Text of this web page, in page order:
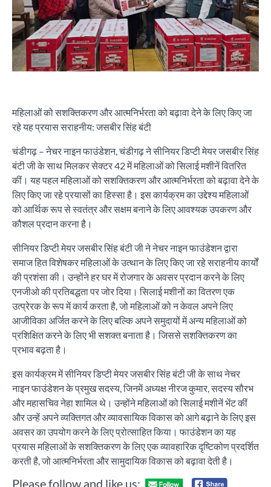
महिलाओं को सशक्तिकरण और आत्मनिर्भरता को बढ़ावा देने के लिए किए जा
रहे यह प्रयास सराहनीय: जसबीर सिंह बंटी
चंडीगढ़ – नेचर नाइन फाउंडेशन, चंडीगढ़ ने सीनियर डिप्टी मेयर जसबीर सिंह
बंटी जी के साथ मिलकर सेक्टर 42 में महिलाओं को सिलाई मशीनें वितरित
कीं। यह पहल महिलाओं को सशक्तिकरण और आत्मनिर्भरता को बढ़ावा देने के
लिए किए जा रहे प्रयासों का हिस्सा है। इस कार्यक्रम का उद्देश्य महिलाओं
को आर्थिक रूप से स्वतंत्र और सक्षम बनाने के लिए आवश्यक उपकरण और
कौशल प्रदान करना है।
सीनियर डिप्टी मेयर जसबीर सिंह बंटी जी ने नेचर नाइन फाउंडेशन द्वारा
समाज हित विशेषकर महिलाओं के उत्थान के लिए किए जा रहे सराहनीय कार्यों
की प्रशंसा की। उन्होंने हर घर में रोजगार के अवसर प्रदान करने के लिए
एनजीओ की प्रतिबद्धता पर जोर दिया। सिलाई मशीनों का वितरण एक
उत्प्रेरक के रूप में कार्य करता है, जो महिलाओं को न केवल अपने लिए
आजीविका अर्जित करने के लिए बल्कि अपने समुदायों में अन्य महिलाओं को
प्रशिक्षित करने के लिए भी सशक्त बनाता है। जिससे सशक्तिकरण का
प्रभाव बढ़ता है।
इस कार्यक्रम में सीनियर डिप्टी मेयर जसबीर सिंह बंटी जी के साथ नेचर
नाइन फाउंडेशन के प्रमुख सदस्य, जिनमें अध्यक्ष नीरज कुमार, सदस्य सौरभ
और महासचिव नेहा शामिल थे। उन्होंने महिलाओं को सिलाई मशीनें भेंट कीं
और उन्हें अपने व्यक्तिगत और व्यावसायिक विकास को आगे बढ़ाने के लिए इस
अवसर का उपयोग करने के लिए प्रोत्साहित किया। फाउंडेशन का यह
प्रयास महिलाओं के सशक्तिकरण के लिए एक व्यावहारिक दृष्टिकोण प्रदर्शित
करती है, जो आत्मनिर्भरता और सामुदायिक विकास को बढ़ावा देती है।
Please follow and like us: